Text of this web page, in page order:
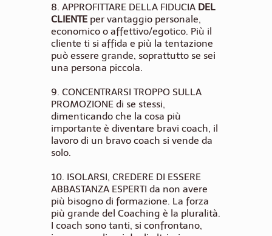
8. APPROFITTARE DELLA FIDUCIADEL
CLIENTEper vantaggio personale,
economico o affettivo/egotico. Più il
cliente ti si affida e più la tentazione
può essere grande, soprattutto se sei
una persona piccola.
9. CONCENTRARSI TROPPO SULLA
PROMOZIONE di se stessi,
dimenticando che la cosa più
importante è diventare bravi coach, il
lavoro di un bravo coach si vende da
solo.
10. ISOLARSI, CREDERE DI ESSERE
ABBASTANZA ESPERTI da non avere
più bisogno di formazione. La forza
più grande del Coaching è la pluralità.
I coach sono tanti, si confrontano,